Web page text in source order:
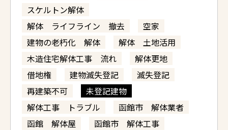
スケルトン解体
解体 ライフライン 撤去
空家
建物の老朽化 解体
解体 土地活用
木造住宅解体工事 流れ
解体更地
借地権
建物滅失登記
滅失登記
再建築不可
未登記建物
解体工事 トラブル
函館市 解体業者
函館 解体屋
函館市 解体工事